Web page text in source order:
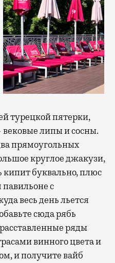
турецкой пятерки,
липы и сосны.
прямоугольных
круглое джакузи,
кипит буквально, плюс
с
весь день льется
сюда рябь
ряды
винного цвета и
и получите вайб